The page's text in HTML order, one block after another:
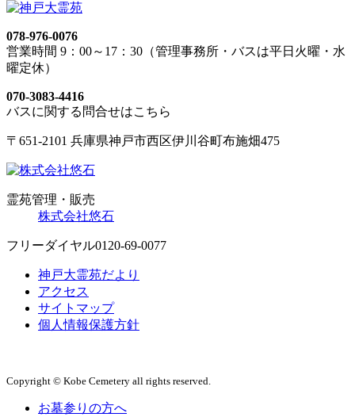
078-976-0076
営業時間 9：00～17：30（管理事務所・バスは平日火曜・水
曜定休）
070-3083-4416
バスに関する問合せはこちら
〒651-2101 兵庫県神戸市西区伊川谷町布施畑475
霊苑管理・販売
株式会社悠石
フリーダイヤル0120-69-0077
神戸大霊苑だより
アクセス
サイトマップ
個人情報保護方針
Copyright © Kobe Cemetery all rights reserved.
お墓参りの方へ